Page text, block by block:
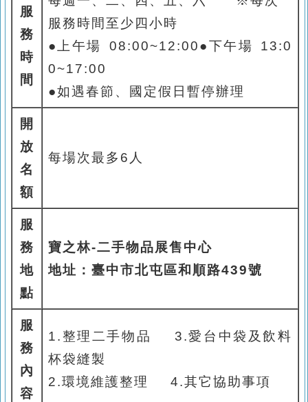
服
務
時
間
服務時間至少四小時
●
上午場 08:00~12:00●下午場 13:0
0~17:00
●如遇春節、國定假日暫停辦理
開
放
名
額
每場次最多6 人
服
務
地
點
寶之林-二手物品展售中心
地址：臺中市北屯區和順路439號
服
務
內
容
1.整理二手物品 3.愛台中袋及飲料
杯袋縫製
2.環境維護整理 4.其它協助事項